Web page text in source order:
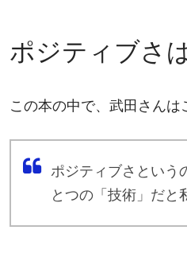
ポジティブさ
この本の中で、武田さんは
ポジティブさという
とつの「技術」だと